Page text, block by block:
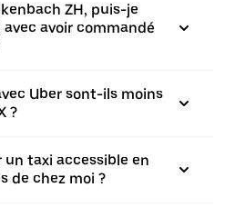
ZH, puis-je
avoir commandé
Uber sont-ils moins
?
taxi accessible en
de chez moi ?